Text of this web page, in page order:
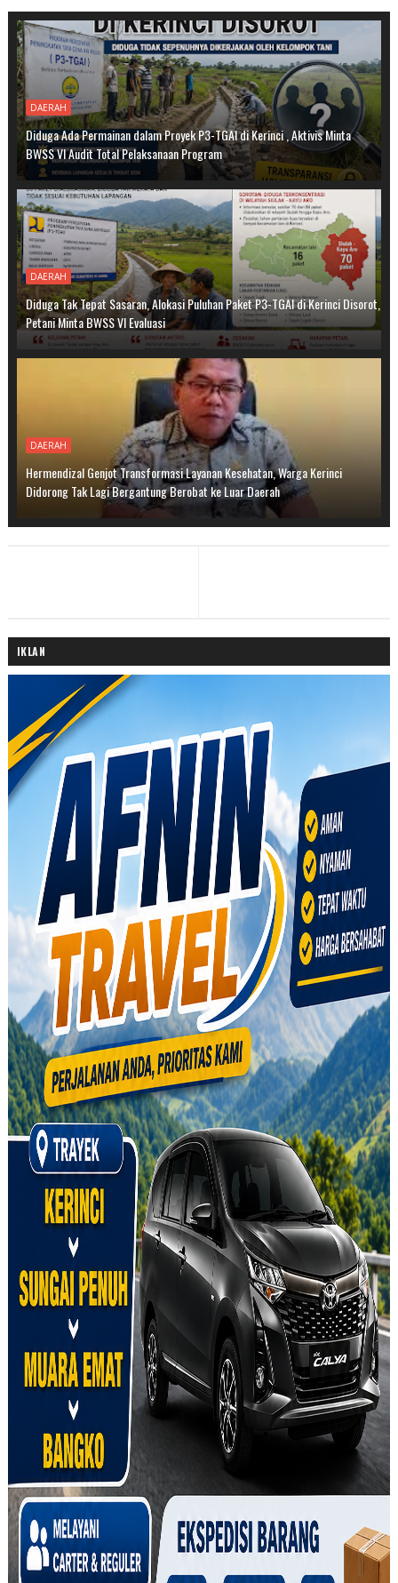
DAERAH
Diduga Ada Permainan dalam Proyek P3-TGAI di Kerinci , Aktivis Minta
BWSS VI Audit Total Pelaksanaan Program
DAERAH
Diduga Tak Tepat Sasaran, Alokasi Puluhan Paket P3-TGAI di Kerinci Disorot,
Petani Minta BWSS VI Evaluasi
DAERAH
Hermendizal Genjot Transformasi Layanan Kesehatan, Warga Kerinci
Didorong Tak Lagi Bergantung Berobat ke Luar Daerah
IKLAN